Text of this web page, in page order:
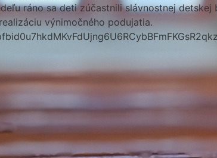
ráno sa deti zúčastnili slávnostnej
výnimočného podujatia.